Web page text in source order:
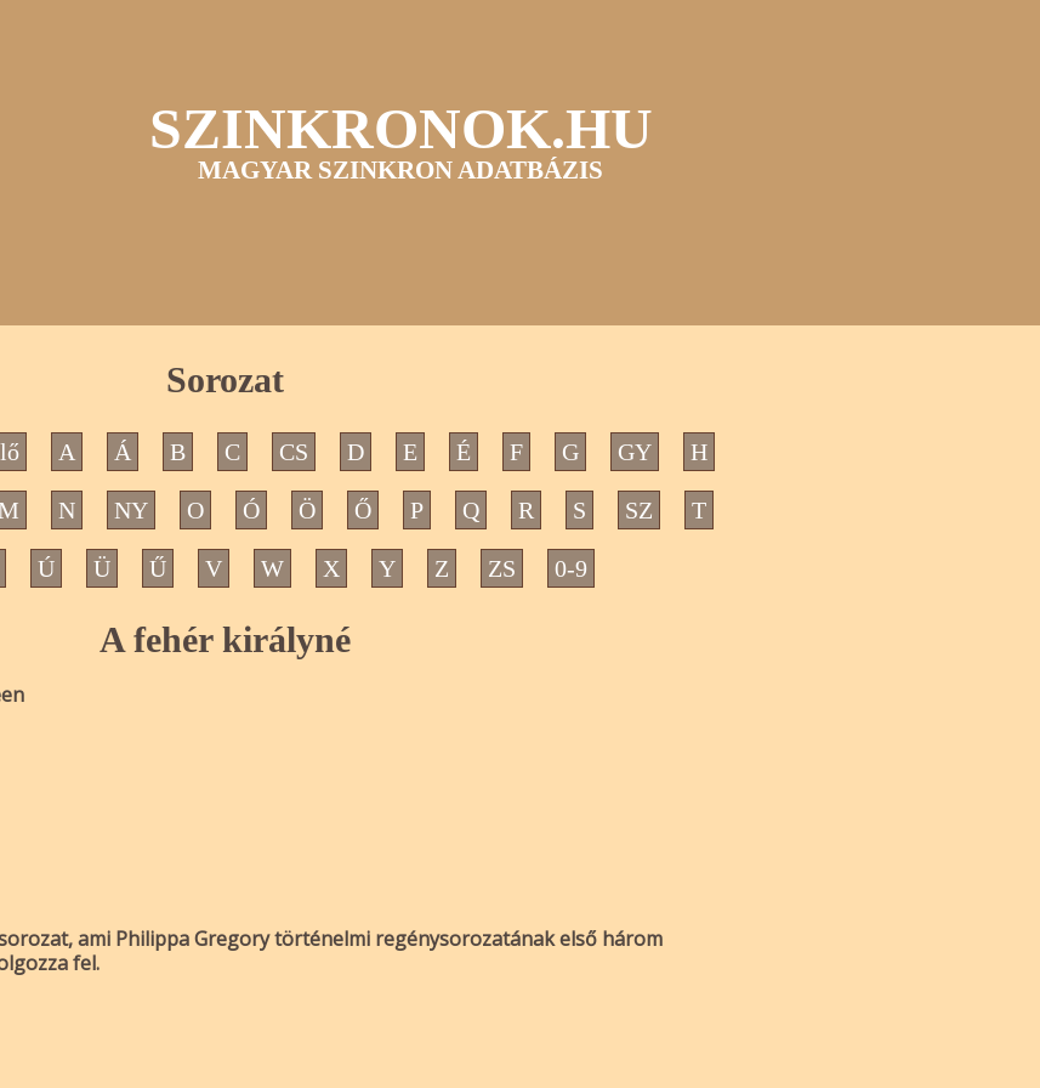
SZINKRONOK.HU
MAGYAR SZINKRON ADATBÁZIS
Sorozat
A Á B C CS D E É F G GY H
N NY O Ó Ö Ő P Q R S SZ T
Ú Ü Ű V W X Y Z ZS 0-9
A fehér királyné
ami Philippa Gregory történelmi regénysorozatának első három
fel.